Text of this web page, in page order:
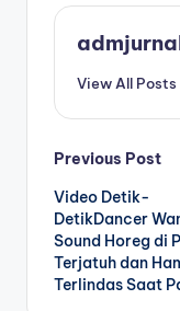
View All Posts
Post
Previous Post
Video Detik-
DetikDancer
Sound Horeg di
Terjatuh dan
Terlindas Saat